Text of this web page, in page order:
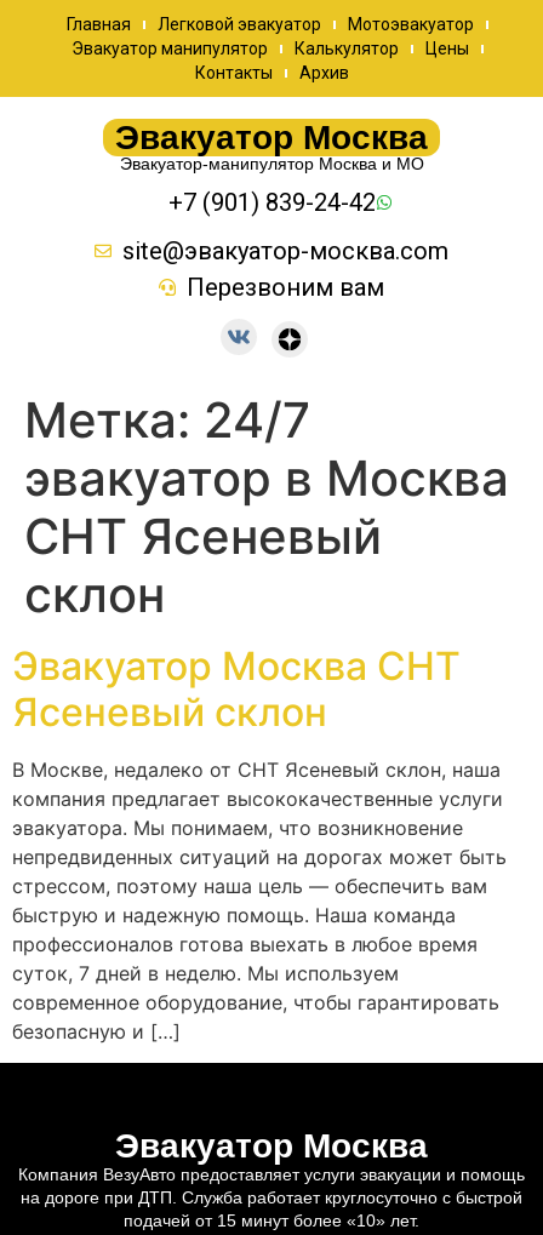
Главная Легковой эвакуатор
Мотоэвакуатор
Эвакуатор манипулятор
Калькулятор
Цены
Контакты
Архив
Эвакуатор Москва
Эвакуатор-манипулятор Москва и МО
+7 (901) 839-24-42
site@эвакуатор-москва.com
Перезвоним вам
Метка: 24/7
эвакуатор в Москва
СНТ Ясеневый
склон
Эвакуатор Москва СНТ
Ясеневый склон
В Москве, недалеко от СНТ Ясеневый склон, наша
компания предлагает высококачественные услуги
эвакуатора. Мы понимаем, что возникновение
непредвиденных ситуаций на дорогах может быть
стрессом, поэтому наша цель — обеспечить вам
быструю и надежную помощь. Наша команда
профессионалов готова выехать в любое время
суток, 7 дней в неделю. Мы используем
современное оборудование, чтобы гарантировать
безопасную и […]
Эвакуатор Москва
Компания ВезуАвто предоставляет услуги эвакуации и помощь
на дороге при ДТП. Служба работает круглосуточно с быстрой
подачей от 15 минут более «10» лет.